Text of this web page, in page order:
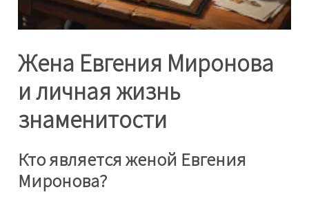
Жена Евгения Миронова
и личная жизнь
знаменитости
Кто является женой Евгения
Миронова?